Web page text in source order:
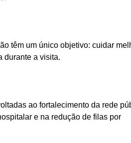
têm um único objetivo: cuidar
durante a visita.
ao fortalecimento da rede
e na redução de filas por